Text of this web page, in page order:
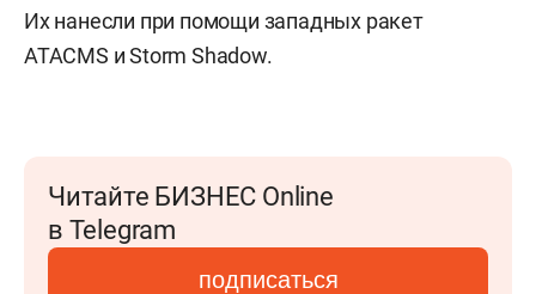
Их нанесли при помощи западных ракет
ATACMS и Storm Shadow.
Читайте БИЗНЕС Online
в Telegram
подписаться